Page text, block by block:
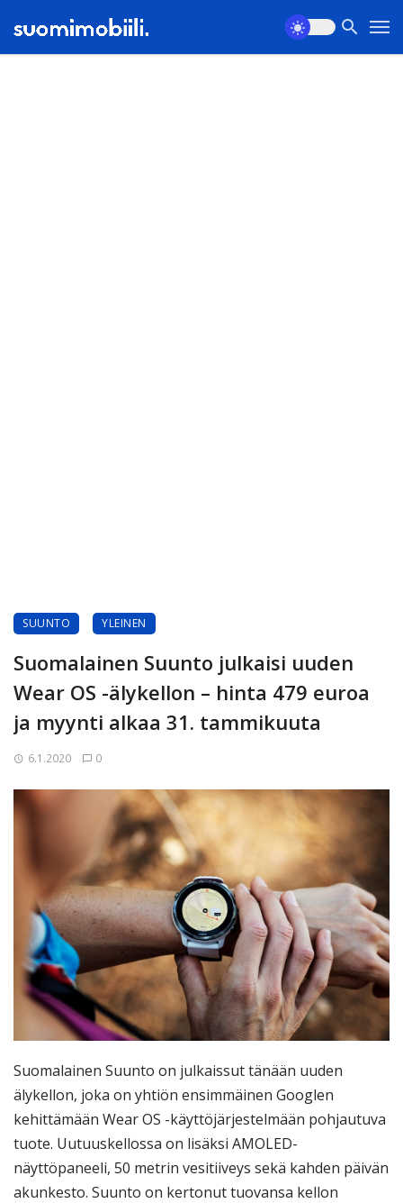
SUUNTO YLEINEN
Suomalainen Suunto julkaisi uuden
Wear OS -älykellon – hinta 479 euroa
ja myynti alkaa 31. tammikuuta
6.1.2020 0
Suomalainen Suunto on julkaissut tänään uuden
älykellon, joka on yhtiön ensimmäinen Googlen
kehittämään Wear OS -käyttöjärjestelmään pohjautuva
tuote. Uutuuskellossa on lisäksi AMOLED-
näyttöpaneeli, 50 metrin vesitiiveys sekä kahden päivän
akunkesto. Suunto on kertonut tuovansa kellon